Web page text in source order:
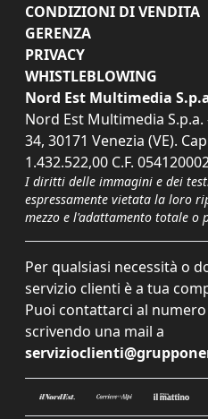
CONDIZIONI DI VENDITA
GERENZA
PRIVACY
WHISTLEBLOWING
Nord Est Multimedia
Nord Est Multimedia
34, 30171 Venezia (VE).
1.432.522,00 C.F.
I diritti delle immagini e dei
espressamente vietata la loro
mezzo e l'adattamento totale o
Per qualsiasi necessità o
servizio clienti è a tua
Puoi contattarci al numero
scrivendo una mail a